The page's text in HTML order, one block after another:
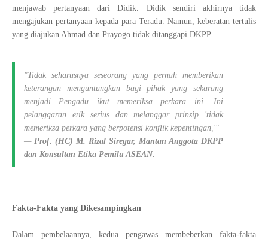
menjawab pertanyaan dari Didik. Didik sendiri akhirnya tidak
mengajukan pertanyaan kepada para Teradu. Namun, keberatan tertulis
yang diajukan Ahmad dan Prayogo tidak ditanggapi DKPP.
"Tidak seharusnya seseorang yang pernah memberikan
keterangan menguntungkan bagi pihak yang sekarang
menjadi Pengadu ikut memeriksa perkara ini. Ini
pelanggaran etik serius dan melanggar prinsip 'tidak
memeriksa perkara yang berpotensi konflik kepentingan,'"
— Prof. (HC) M. Rizal Siregar, Mantan Anggota DKPP
dan Konsultan Etika Pemilu ASEAN.
Fakta-Fakta yang Dikesampingkan
Dalam pembelaannya, kedua pengawas membeberkan fakta-fakta